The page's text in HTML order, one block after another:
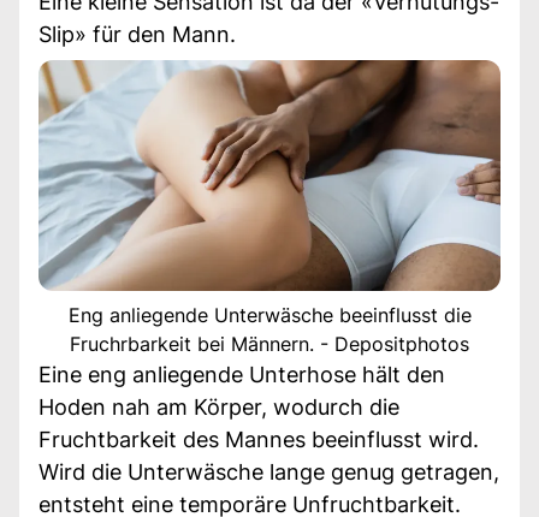
Slip» für den Mann.
Eng anliegende Unterwäsche beeinflusst die
Fruchrbarkeit bei Männern. - Depositphotos
Eine eng anliegende Unterhose hält den
Hoden nah am Körper, wodurch die
Fruchtbarkeit des Mannes beeinflusst wird.
Wird die Unterwäsche lange genug getragen,
entsteht eine temporäre Unfruchtbarkeit.